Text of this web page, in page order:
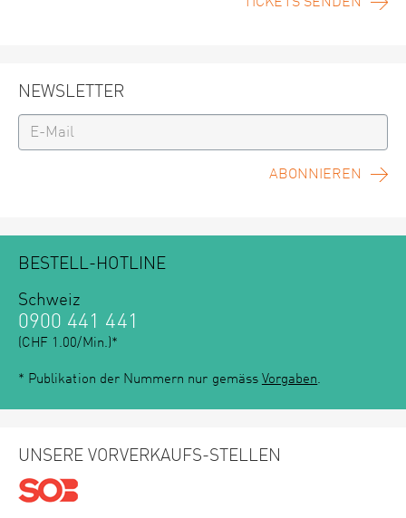
NEWSLETTER
ABONNIEREN
BESTELL-HOTLINE
Schweiz
0900 441 441
(CHF 1.00/Min.)*
* Publikation der Nummern nur gemäss Vorgaben.
UNSERE VORVERKAUFS-STELLEN